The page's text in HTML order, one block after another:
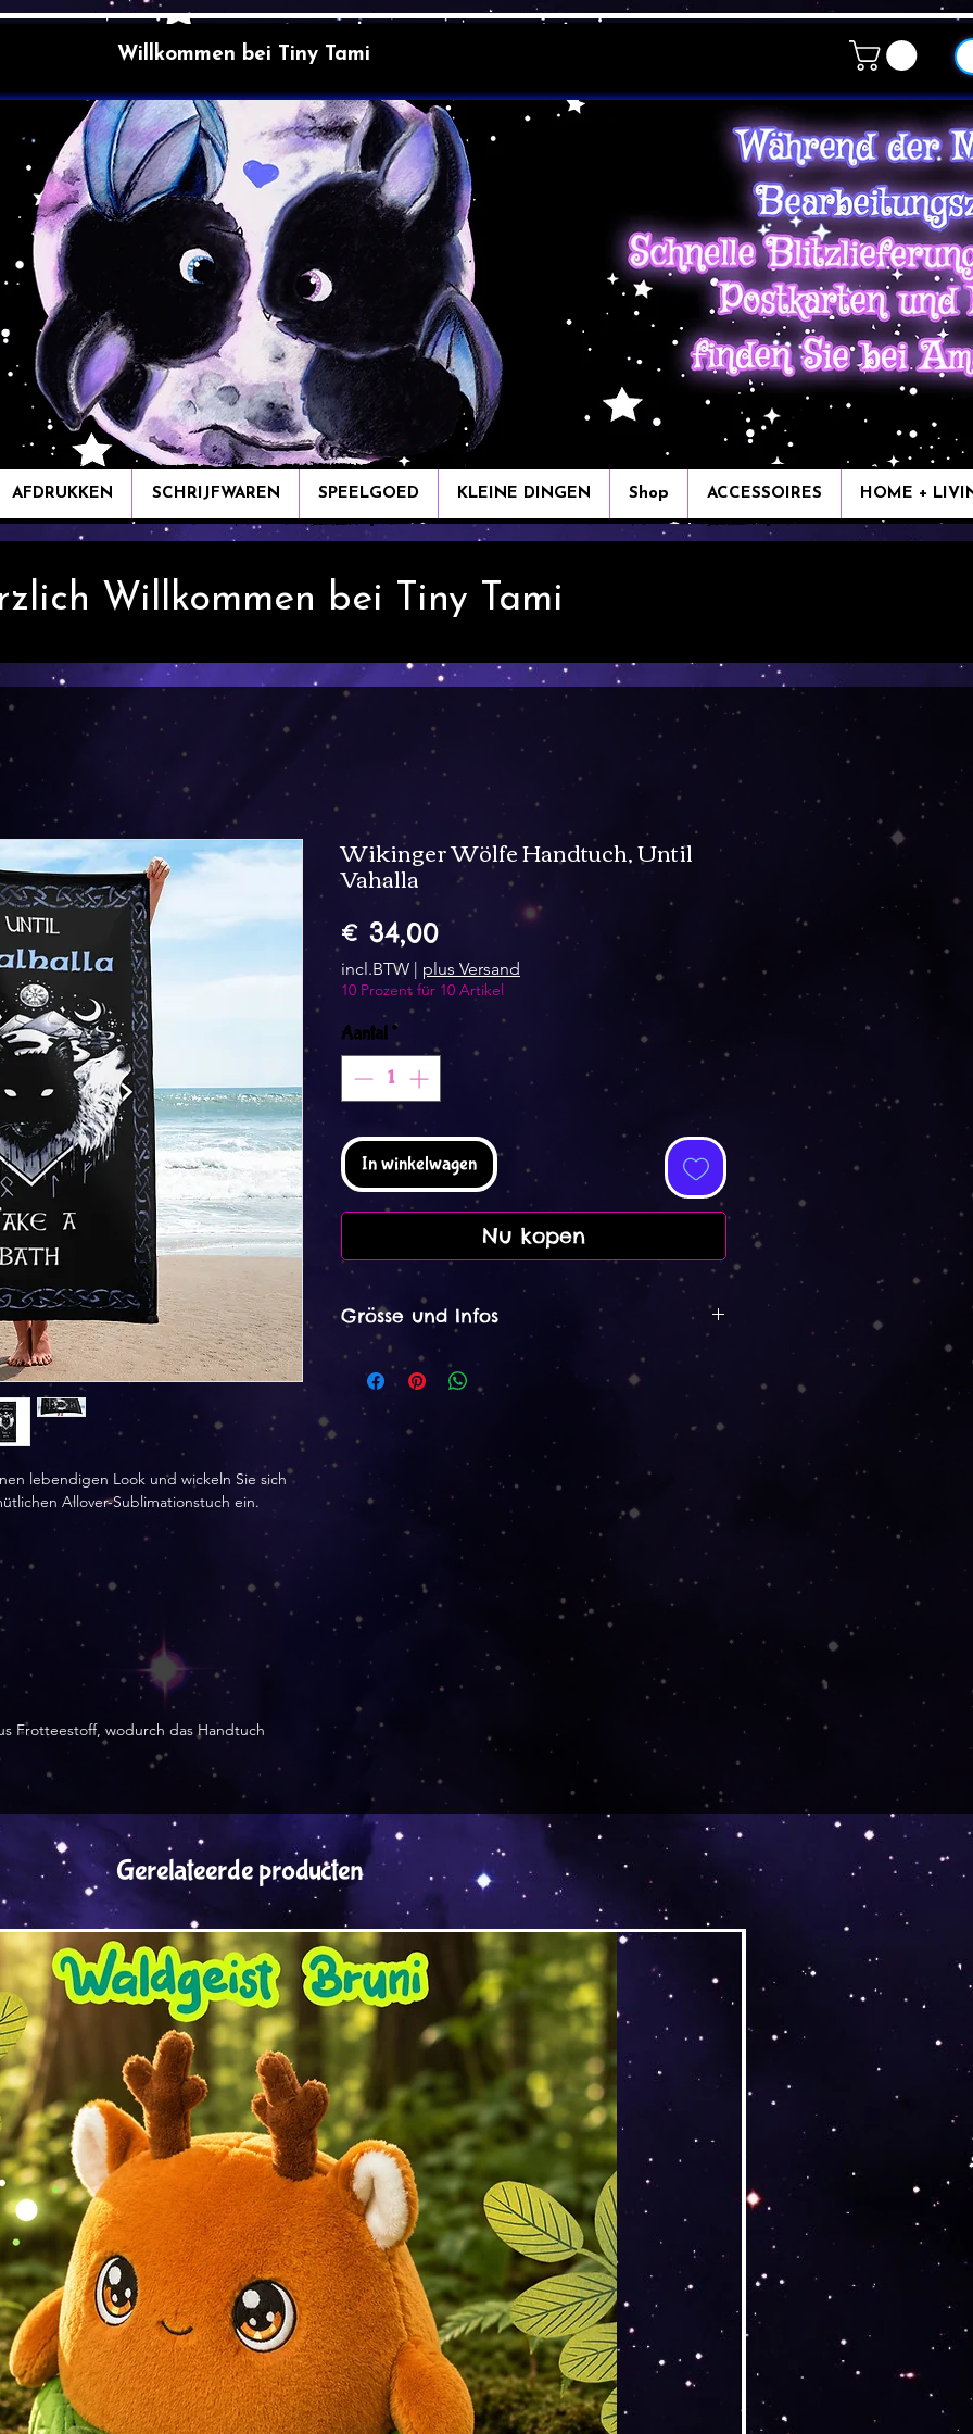
Willkommen bei Tiny Tami
AFDRUKKEN SCHRIJFWAREN SPEELGOED KLEINE DINGEN Shop ACCESSOIRES HOME +
Willkommen bei Tiny Tami
lebendigen Look und wickeln Sie sich
Allover-Sublimationstuch ein.
Frotteestoff, wodurch das Handtuch
Wikinger Wölfe Handtuch, Until
Vahalla
€ 34,00Prijs
incl.BTW | plus Versand
10 Prozent für 10 Artikel
Aantal*
In winkelwagen
Nu kopen
Grösse und Infos
Das Handtuch ist 152 x 76 cm gross.
Dieses Produkt wird im Print on demand
Verfahren hergestellt. Das heisst, es wird nach
Eingang der Bestellung von meiner Partnerfirma
in Lettland hergestellt, gedruckt und von dort
an Sie versendet in einem separaten Paket.
Gerelateerde producten